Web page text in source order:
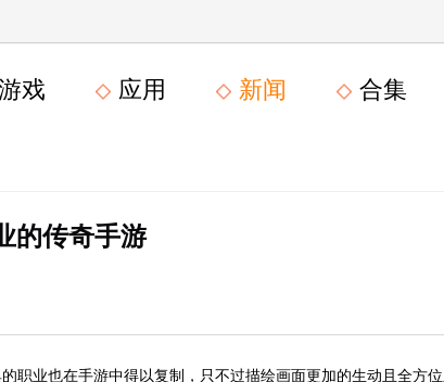
戏 应用 新闻 合集
的传奇手游
职业也在手游中得以复制，只不过描绘画面更加的生动且全方位